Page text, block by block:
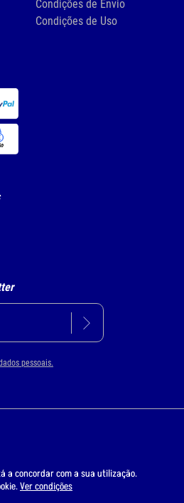
Condições de Envio
Condições de Uso
pessoais.
Reclamações Online
a concordar com a sua utilização.
Ver condições